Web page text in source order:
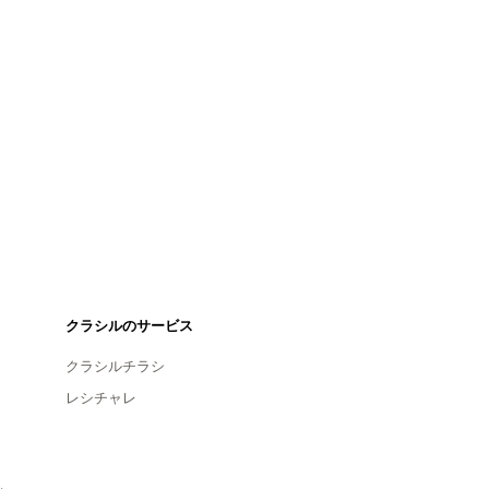
クラシルのサービス
クラシルチラシ
レシチャレ